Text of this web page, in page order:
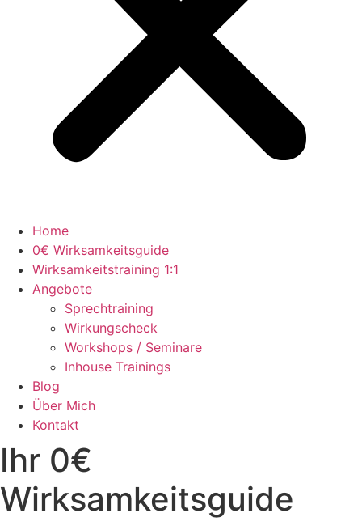
Home
0€ Wirksamkeitsguide
Wirksamkeitstraining 1:1
Angebote
Sprechtraining
Wirkungscheck
Workshops / Seminare
Inhouse Trainings
Blog
Über Mich
Kontakt
Ihr 0€
Wirksamkeitsguide